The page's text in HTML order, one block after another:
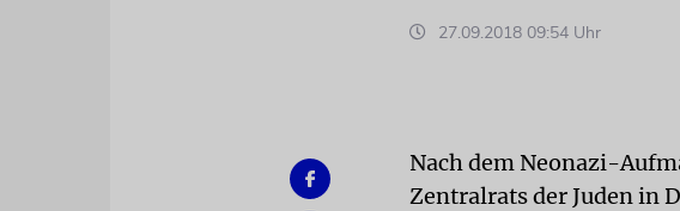
27.09.2018 09:54 Uhr
Nach dem Neonazi-
Zentralrats der Juden in